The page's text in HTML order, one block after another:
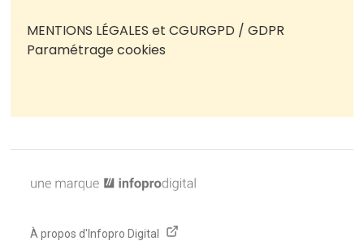
MENTIONS LÉGALES et CGURGPD / GDPR
Paramétrage cookies